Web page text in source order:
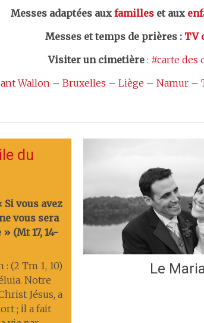
Messes adaptées aux familles et aux
Messes et temps de prières : TV
Visiter un cimetière : #carte des
Wallon – Bruxelles – Liège – Namur –
du
Si vous avez
vous sera
(Mt 17, 14-
(2 Tm 1, 10)
Notre
Jésus, a
; il a fait
Le